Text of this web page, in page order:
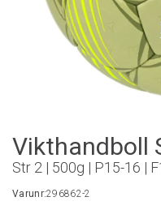
Vikthandboll
Str 2 | 500g | P15-16 |
Varunr:296862-2